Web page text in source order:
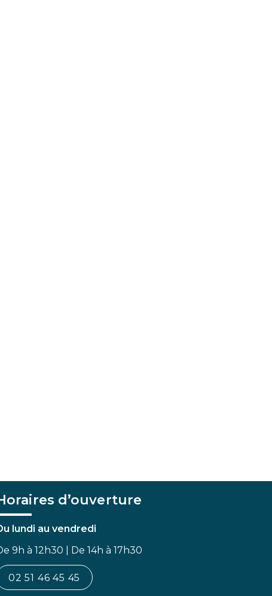
d’ouverture
lundi au vendredi
9h à 12h30 | De 14h à 17h30
02 51 46 45 45